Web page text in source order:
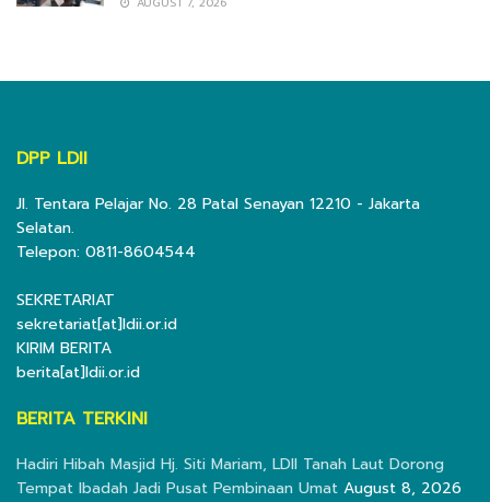
DPP LDII
Jl. Tentara Pelajar No. 28 Patal Senayan 12210 - Jakarta
Selatan.
Telepon: 0811-8604544
SEKRETARIAT
sekretariat[at]ldii.or.id
KIRIM BERITA
berita[at]ldii.or.id
BERITA TERKINI
Hadiri Hibah Masjid Hj. Siti Mariam, LDII Tanah Laut Dorong
Tempat Ibadah Jadi Pusat Pembinaan Umat August 8, 2026